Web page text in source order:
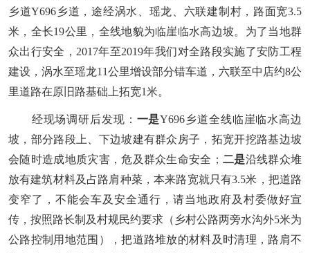
乡道Y696乡道，途经涡水、瑶龙、六联建制村，路面宽3.5
米，全长19公里，全线地貌为临崖临水高边坡。为了当地群
众出行安全，2017年至2019年我们对全路段实施了安防工程
建设，涡水至瑶龙11公里增设部分错车道，六联至中店约8公
里道路在原旧路基础上拓宽1米。
经现场调研后发现： 一是Y696乡道全线临崖临水高边
坡，部分路段上、下边坡建有群众房子，拓宽开挖路基边坡
会随时造成地质灾害，危及群众生命安全； 二是沿线群众堆
放有建筑材料及占路肩种菜，本来路宽就只有3.5米，把道路
变窄了，不能会车及安全通行，请当地政府及村委做好宣
传，按照路长制及村规民约要求（乡村公路两旁水沟外5米为
公路控制用地范围），把道路堆放的材料及时清理，路肩不